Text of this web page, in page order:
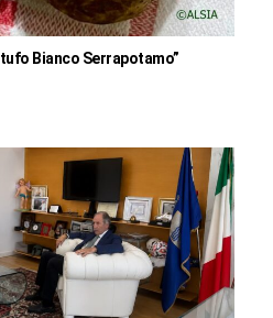
Bianco Serrapotamo”